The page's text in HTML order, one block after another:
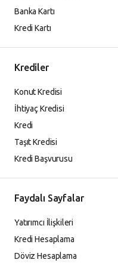
Banka Kartı
Kredi Kartı
Krediler
Konut Kredisi
İhtiyaç Kredisi
Kredi
Taşıt Kredisi
Kredi Başvurusu
Faydalı Sayfalar
Yatırımcı İlişkileri
Kredi Hesaplama
Döviz Hesaplama